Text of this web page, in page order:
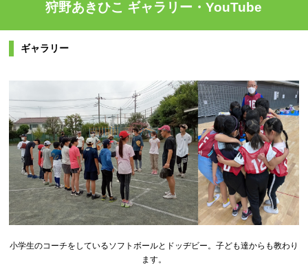
狩野あきひこ ギャラリー・YouTube
ギャラリー
小学生のコーチをしているソフトボールとドッヂビー。子ども達からも教わり
ます。